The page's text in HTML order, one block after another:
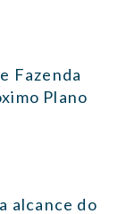
Fazenda
Plano
alcance do